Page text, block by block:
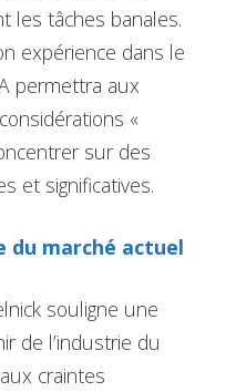
les tâches banales.
expérience dans le
permettra aux
«
sur des
et significatives.
du marché actuel
souligne une
de l’industrie du
craintes